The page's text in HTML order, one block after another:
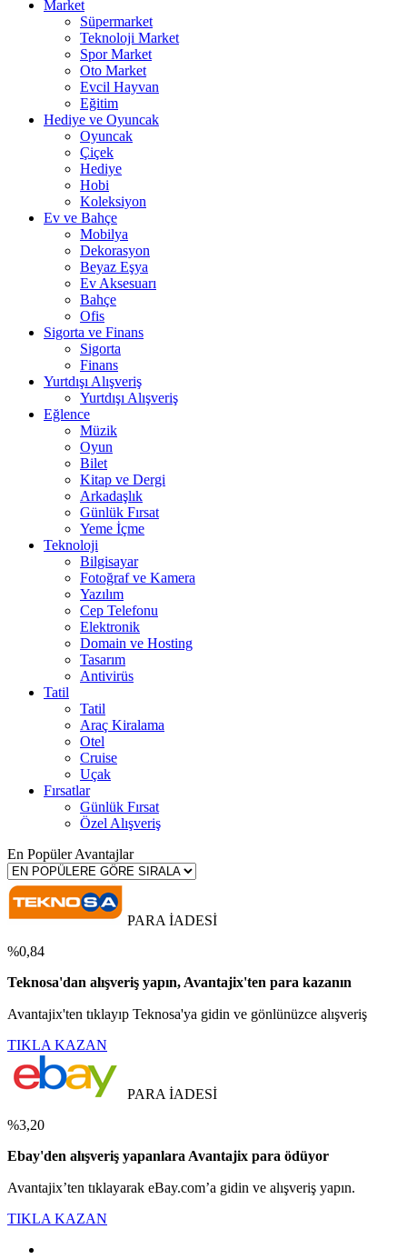
Market
Süpermarket
Teknoloji Market
Spor Market
Oto Market
Evcil Hayvan
Eğitim
Hediye ve Oyuncak
Oyuncak
Çiçek
Hediye
Hobi
Koleksiyon
Ev ve Bahçe
Mobilya
Dekorasyon
Beyaz Eşya
Ev Aksesuarı
Bahçe
Ofis
Sigorta ve Finans
Sigorta
Finans
Yurtdışı Alışveriş
Yurtdışı Alışveriş
Eğlence
Müzik
Oyun
Bilet
Kitap ve Dergi
Arkadaşlık
Günlük Fırsat
Yeme İçme
Teknoloji
Bilgisayar
Fotoğraf ve Kamera
Yazılım
Cep Telefonu
Elektronik
Domain ve Hosting
Tasarım
Antivirüs
Tatil
Tatil
Araç Kiralama
Otel
Cruise
Uçak
Fırsatlar
Günlük Fırsat
Özel Alışveriş
En Popüler Avantajlar
PARA İADESİ
%0,84
Teknosa'dan alışveriş yapın, Avantajix'ten para kazanın
Avantajix'ten tıklayıp Teknosa'ya gidin ve gönlünüzce alışveriş
TIKLA KAZAN
PARA İADESİ
%3,20
Ebay'den alışveriş yapanlara Avantajix para ödüyor
Avantajix’ten tıklayarak eBay.com’a gidin ve alışveriş yapın.
TIKLA KAZAN